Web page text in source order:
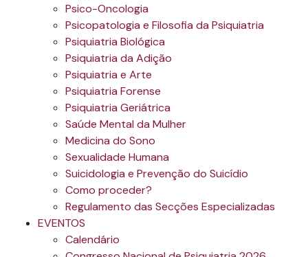
Psico-Oncologia
Psicopatologia e Filosofia da Psiquiatria
Psiquiatria Biológica
Psiquiatria da Adição
Psiquiatria e Arte
Psiquiatria Forense
Psiquiatria Geriátrica
Saúde Mental da Mulher
Medicina do Sono
Sexualidade Humana
Suicidologia e Prevenção do Suicídio
Como proceder?
Regulamento das Secções Especializadas
EVENTOS
Calendário